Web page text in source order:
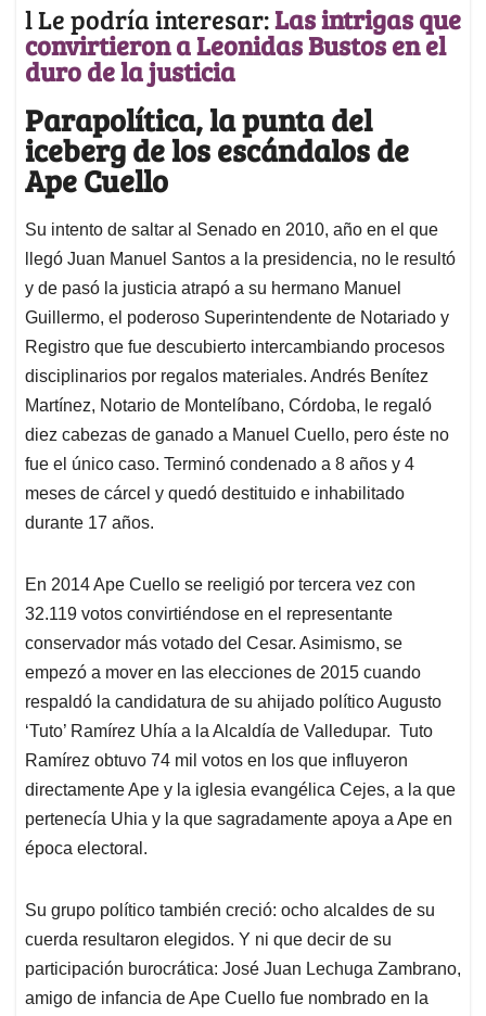
l Le podría interesar:Las intrigas que
convirtieron a Leonidas Bustos en el
duro de la justicia
Parapolítica, la punta del
iceberg de los escándalos de
Ape Cuello
Su intento de saltar al Senado en 2010, año en el que
llegó Juan Manuel Santos a la presidencia, no le resultó
y de pasó la justicia atrapó a su hermano Manuel
Guillermo, el poderoso Superintendente de Notariado y
Registro que fue descubierto intercambiando procesos
disciplinarios por regalos materiales. Andrés Benítez
Martínez, Notario de Montelíbano, Córdoba, le regaló
diez cabezas de ganado a Manuel Cuello, pero éste no
fue el único caso. Terminó condenado a 8 años y 4
meses de cárcel y quedó destituido e inhabilitado
durante 17 años.
En 2014 Ape Cuello se reeligió por tercera vez con
32.119 votos convirtiéndose en el representante
conservador más votado del Cesar. Asimismo, se
empezó a mover en las elecciones de 2015 cuando
respaldó la candidatura de su ahijado político Augusto
‘Tuto’ Ramírez Uhía a la Alcaldía de Valledupar. Tuto
Ramírez obtuvo 74 mil votos en los que influyeron
directamente Ape y la iglesia evangélica Cejes, a la que
pertenecía Uhia y la que sagradamente apoya a Ape en
época electoral.
Su grupo político también creció: ocho alcaldes de su
cuerda resultaron elegidos. Y ni que decir de su
participación burocrática: José Juan Lechuga Zambrano,
amigo de infancia de Ape Cuello fue nombrado en la